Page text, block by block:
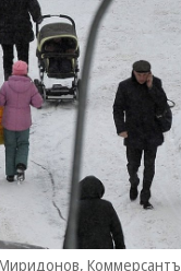
Коммерсантъ